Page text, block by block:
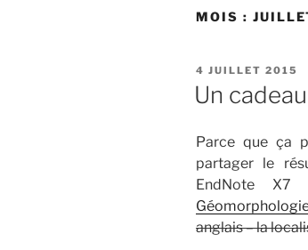
MOIS :
PUBLIÉ
LE
4 JUILLET 2015
Un
Parce que ça
partager le
EndNote
anglais – la